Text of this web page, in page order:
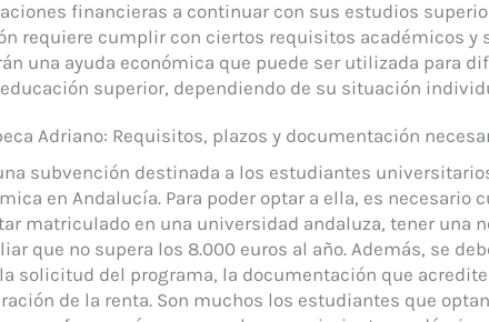
financieras a continuar con sus estudios
requiere cumplir con ciertos requisitos académicos y
una ayuda económica que puede ser utilizada para
superior, dependiendo de su situación
Adriano: Requisitos, plazos y documentación
subvención destinada a los estudiantes
en Andalucía. Para poder optar a ella, es necesario
matriculado en una universidad andaluza, tener una
que no supera los 8.000 euros al año. Además, se
solicitud del programa, la documentación que
de la renta. Son muchos los estudiantes que